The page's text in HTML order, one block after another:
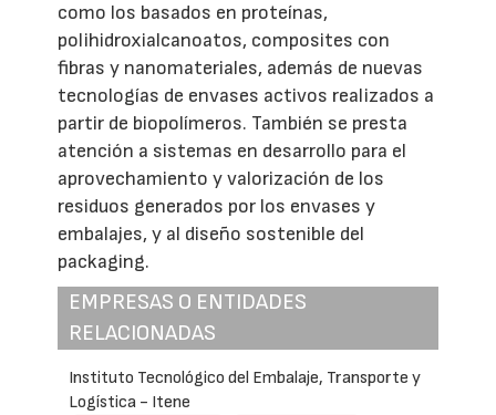
como los basados en proteínas,
polihidroxialcanoatos, composites con
fibras y nanomateriales, además de nuevas
tecnologías de envases activos realizados a
partir de biopolímeros. También se presta
atención a sistemas en desarrollo para el
aprovechamiento y valorización de los
residuos generados por los envases y
embalajes, y al diseño sostenible del
packaging.
EMPRESAS O ENTIDADES
RELACIONADAS
Instituto Tecnológico del Embalaje, Transporte y
Logística - Itene